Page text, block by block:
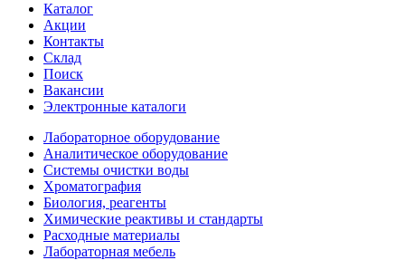
Каталог
Акции
Контакты
Склад
Поиск
Вакансии
Электронные каталоги
Лабораторное оборудование
Аналитическое оборудование
Системы очистки воды
Хроматография
Биология, реагенты
Химические реактивы и стандарты
Расходные материалы
Лабораторная мебель